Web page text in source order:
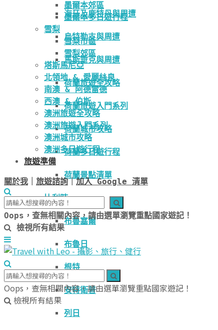
海牙及鹿特丹與周遭
烏特勒支與周遭
馬斯垂克與周遭
荷蘭旅遊全攻略
荷蘭旅遊入門系列
荷蘭城市攻略
荷蘭多日遊行程
荷蘭景點清單
比利時
布魯塞爾
布魯日
根特
安特衛普
列日
墨爾本郊區
墨爾本多日遊行程
雪梨
雪梨市區
雪梨郊區
塔斯馬尼亞
北領地 & 愛麗絲泉
南澳 & 阿德雷德
西澳 & 伯斯
澳洲旅遊全攻略
澳洲旅遊入門系列
澳洲城市攻略
澳洲多日遊行程
旅遊準備
關於我 旅遊諮詢｜加入 Google 清單
Oops，查無相關內容，請由選單瀏覽重點國家遊記！
檢視所有結果
Oops，查無相關內容，請由選單瀏覽重點國家遊記！
檢視所有結果